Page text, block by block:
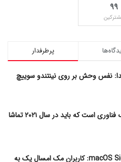
۹۹
پرطرفدار
نفس وحش بر روی نینتندو سوییچ
این ۵ داستان بزرگ فناوری است که باید در سال ۲۰۲۱ تماشا
نقد و بررسی macOS Sierra: کاربران مک امسال یک به